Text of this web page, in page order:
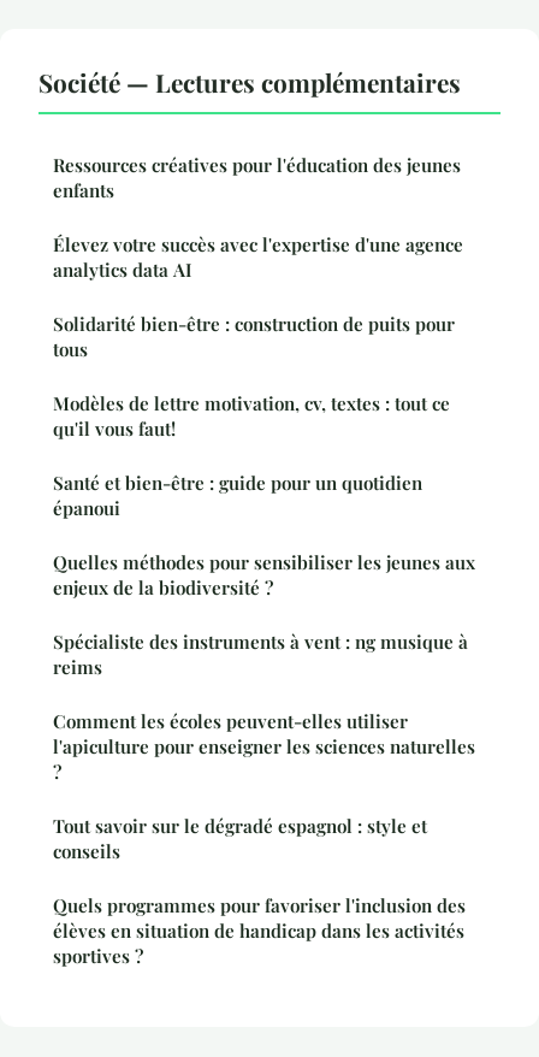
Société — Lectures complémentaires
Ressources créatives pour l'éducation des jeunes
enfants
Élevez votre succès avec l'expertise d'une agence
analytics data AI
Solidarité bien-être : construction de puits pour
tous
Modèles de lettre motivation, cv, textes : tout ce
qu'il vous faut!
Santé et bien-être : guide pour un quotidien
épanoui
Quelles méthodes pour sensibiliser les jeunes aux
enjeux de la biodiversité ?
Spécialiste des instruments à vent : ng musique à
reims
Comment les écoles peuvent-elles utiliser
l'apiculture pour enseigner les sciences naturelles
?
Tout savoir sur le dégradé espagnol : style et
conseils
Quels programmes pour favoriser l'inclusion des
élèves en situation de handicap dans les activités
sportives ?